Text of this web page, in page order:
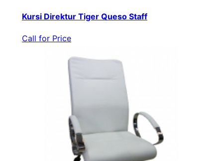
Kursi Direktur Tiger Queso Staff
Call for Price